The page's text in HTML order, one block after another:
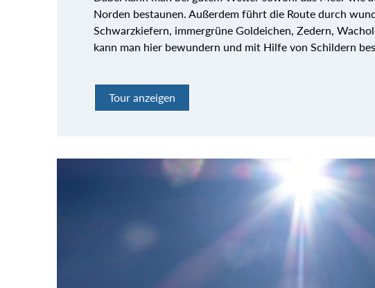
Norden bestaunen. Außerdem führt die Route durch
Schwarzkiefern, immergrüne Goldeichen, Zedern,
kann man hier bewundern und mit Hilfe von Schildern
Tour anzeigen